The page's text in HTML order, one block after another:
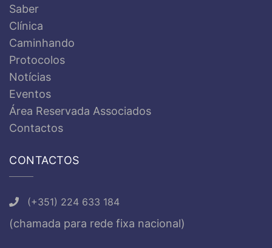
Saber
Clínica
Caminhando
Protocolos
Notícias
Eventos
Área Reservada Associados
Contactos
CONTACTOS
(+351) 224 633 184
(chamada para rede fixa nacional)